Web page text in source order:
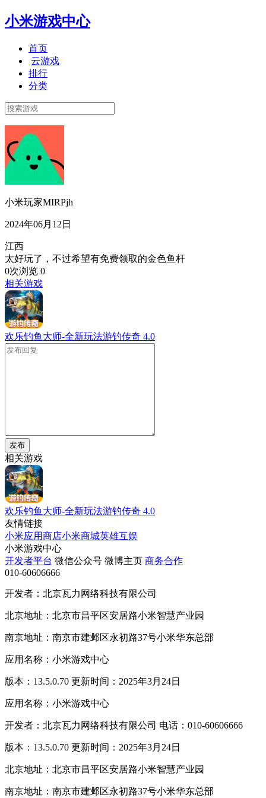
小米游戏中心
首页
云游戏
排行
分类
小米玩家MIRPjh
2024年06月12日
江西
太好玩了，不过希望有免费领取的金色鱼杆
0次浏览 0
相关游戏
欢乐钓鱼大师-全新玩法游钓传奇 4.0
发布
相关游戏
欢乐钓鱼大师-全新玩法游钓传奇 4.0
友情链接
小米应用商店小米商城英雄互娱
小米游戏中心
开发者平台 微信公众号 微博主页 商务合作
010-60606666
开发者：北京瓦力网络科技有限公司
北京地址：北京市昌平区安居路小米智慧产业园
南京地址：南京市建邺区永初路37号小米华东总部
应用名称：小米游戏中心
版本：13.5.0.70 更新时间：2025年3月24日
应用名称：小米游戏中心
开发者：北京瓦力网络科技有限公司 电话：010-60606666
版本：13.5.0.70 更新时间：2025年3月24日
北京地址：北京市昌平区安居路小米智慧产业园
南京地址：南京市建邺区永初路37号小米华东总部